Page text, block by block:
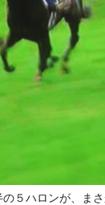
５ハロンが、ま